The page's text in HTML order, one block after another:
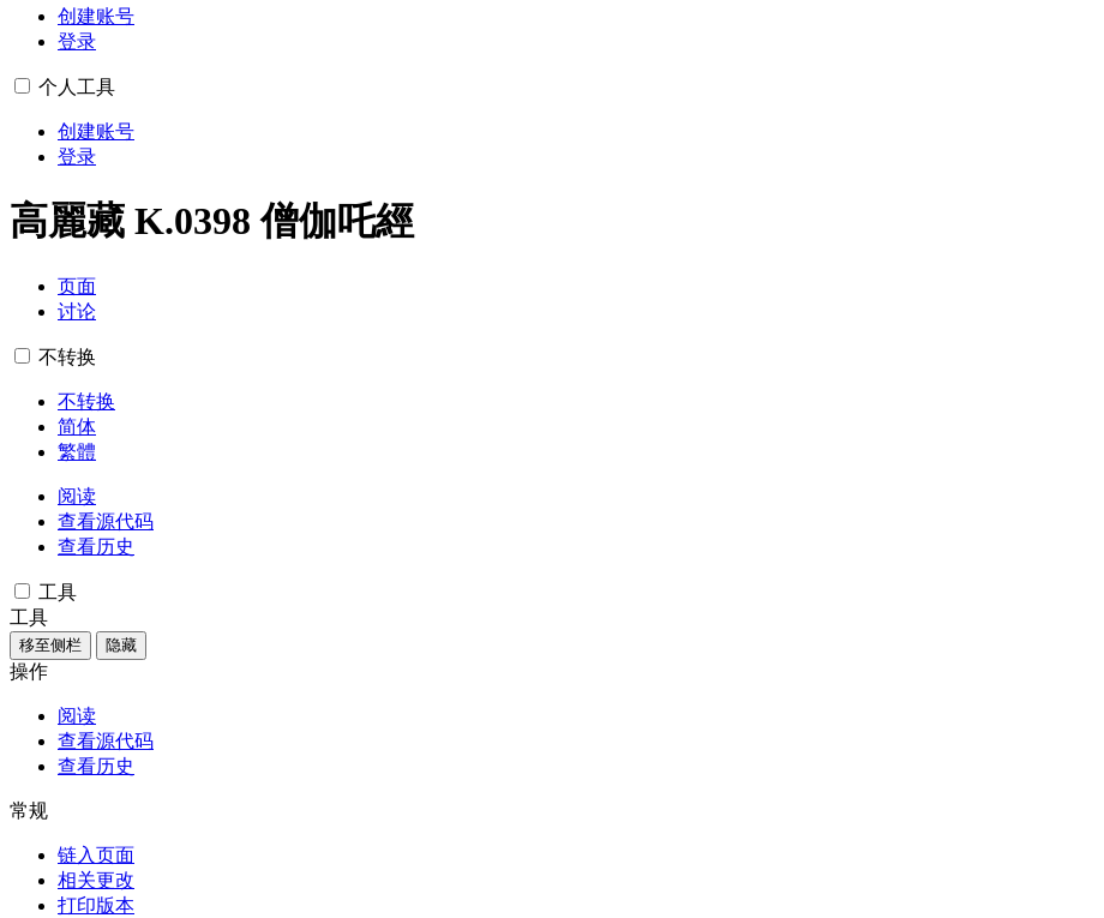
创建账号
登录
个人工具
创建账号
登录
高麗藏 K.0398 僧伽吒經
页面
讨论
不转换
不转换
简体
繁體
阅读
查看源代码
查看历史
工具
工具
移至侧栏 隐藏
操作
阅读
查看源代码
查看历史
常规
链入页面
相关更改
打印版本